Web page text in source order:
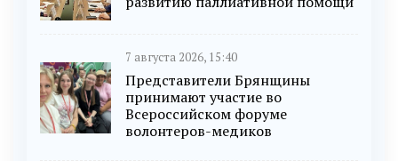
7 августа 2026, 15:40
Представители Брянщины
принимают участие во
Всероссийском форуме
волонтеров-медиков